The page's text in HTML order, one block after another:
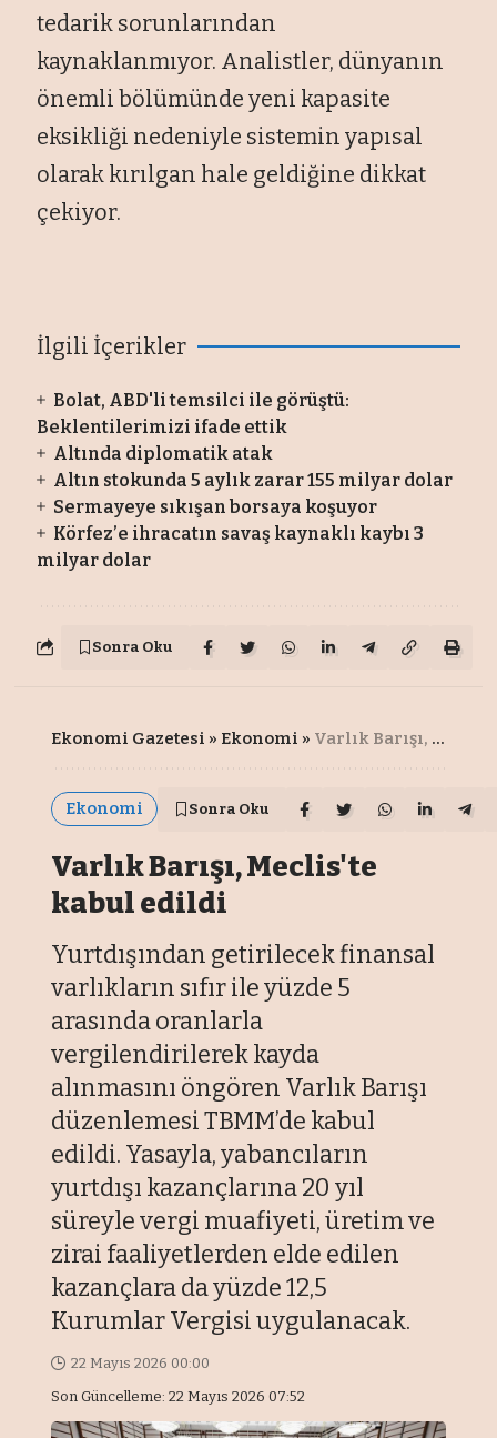
tedarik sorunlarından
kaynaklanmıyor. Analistler, dünyanın
önemli bölümünde yeni kapasite
eksikliği nedeniyle sistemin yapısal
olarak kırılgan hale geldiğine dikkat
çekiyor.
İlgili İçerikler
Bolat, ABD'li temsilci ile görüştü:
Beklentilerimizi ifade ettik
Altında diplomatik atak
Altın stokunda 5 aylık zarar 155 milyar dolar
Sermayeye sıkışan borsaya koşuyor
Körfez’e ihracatın savaş kaynaklı kaybı 3
milyar dolar
Sonra Oku
Ekonomi Gazetesi » Ekonomi » Varlık Barışı, Meclis'te kabul edildi
Ekonomi Sonra Oku
Varlık Barışı, Meclis'te
kabul edildi
Yurtdışından getirilecek finansal
varlıkların sıfır ile yüzde 5
arasında oranlarla
vergilendirilerek kayda
alınmasını öngören Varlık Barışı
düzenlemesi TBMM’de kabul
edildi. Yasayla, yabancıların
yurtdışı kazançlarına 20 yıl
süreyle vergi muafiyeti, üretim ve
zirai faaliyetlerden elde edilen
kazançlara da yüzde 12,5
Kurumlar Vergisi uygulanacak.
Son Güncelleme: 22 Mayıs 2026 07:52
22 Mayıs 2026 00:00